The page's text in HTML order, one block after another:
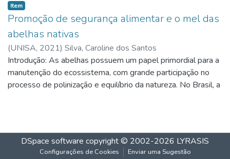
Item
Promoção de segurança alimentar e o mel das
abelhas nativas
(UNISA, 2021) Silva, Caroline dos Santos
Introdução: As abelhas possuem um papel primordial para a
manutenção do ecossistema, com grande participação no
processo de polinização e equilíbrio da natureza. No Brasil, a
crescimento surgem adulterações nos méis brasileiros
inserindo ingredientes que não fazem parte do produto
DSpace software copyright © 2002-2026 LYRASIS
Configurações de Cookies Enviar uma Sugestão